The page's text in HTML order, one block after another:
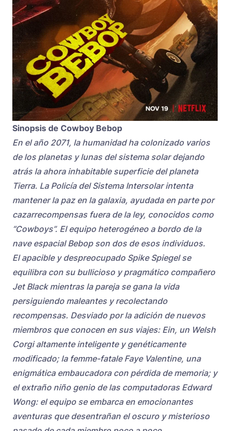
Sinopsis de Cowboy Bebop
En el año 2071, la humanidad ha colonizado varios
de los planetas y lunas del sistema solar dejando
atrás la ahora inhabitable superficie del planeta
Tierra. La Policía del Sistema Intersolar intenta
mantener la paz en la galaxia, ayudada en parte por
cazarrecompensas fuera de la ley, conocidos como
“Cowboys”. El equipo heterogéneo a bordo de la
nave espacial Bebop son dos de esos individuos.
El apacible y despreocupado Spike Spiegel se
equilibra con su bullicioso y pragmático compañero
Jet Black mientras la pareja se gana la vida
persiguiendo maleantes y recolectando
recompensas. Desviado por la adición de nuevos
miembros que conocen en sus viajes: Ein, un Welsh
Corgi altamente inteligente y genéticamente
modificado; la femme-fatale Faye Valentine, una
enigmática embaucadora con pérdida de memoria; y
el extraño niño genio de las computadoras Edward
Wong: el equipo se embarca en emocionantes
aventuras que desentrañan el oscuro y misterioso